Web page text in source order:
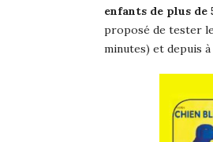
enfants de plus de
proposé de tester
minutes) et depuis